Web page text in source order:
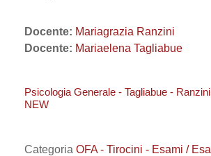
Docente: Mariagrazia Ranzini
Docente: Mariaelena Tagliabue
Psicologia Generale - Tagliabue -
NEW
Categoria OFA - Tirocini - Esami /